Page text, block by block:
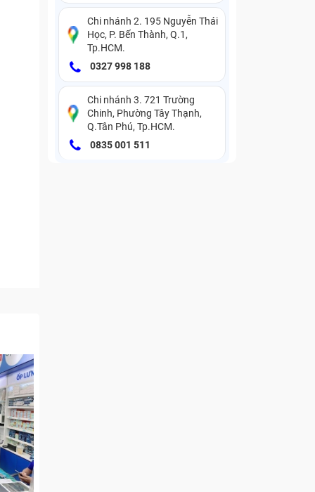
Chi nhánh 2. 195 Nguyễn Thái
Học, P. Bến Thành, Q.1,
Tp.HCM.
0327 998 188
Chi nhánh 3. 721 Trường
Chinh, Phường Tây Thạnh,
Q.Tân Phú, Tp.HCM.
0835 001 511